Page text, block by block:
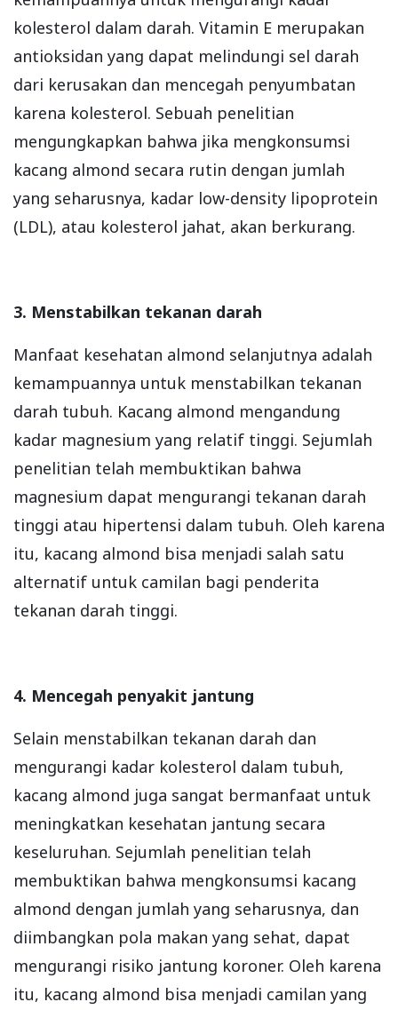
kolesterol dalam darah. Vitamin E merupakan
antioksidan yang dapat melindungi sel darah
dari kerusakan dan mencegah penyumbatan
karena kolesterol. Sebuah penelitian
mengungkapkan bahwa jika mengkonsumsi
kacang almond secara rutin dengan jumlah
yang seharusnya, kadar low-density lipoprotein
(LDL), atau kolesterol jahat, akan berkurang.
3. Menstabilkan tekanan darah
Manfaat kesehatan almond selanjutnya adalah
kemampuannya untuk menstabilkan tekanan
darah tubuh. Kacang almond mengandung
kadar magnesium yang relatif tinggi. Sejumlah
penelitian telah membuktikan bahwa
magnesium dapat mengurangi tekanan darah
tinggi atau hipertensi dalam tubuh. Oleh karena
itu, kacang almond bisa menjadi salah satu
alternatif untuk camilan bagi penderita
tekanan darah tinggi.
4. Mencegah penyakit jantung
Selain menstabilkan tekanan darah dan
mengurangi kadar kolesterol dalam tubuh,
kacang almond juga sangat bermanfaat untuk
meningkatkan kesehatan jantung secara
keseluruhan. Sejumlah penelitian telah
membuktikan bahwa mengkonsumsi kacang
almond dengan jumlah yang seharusnya, dan
diimbangkan pola makan yang sehat, dapat
mengurangi risiko jantung koroner. Oleh karena
itu, kacang almond bisa menjadi camilan yang